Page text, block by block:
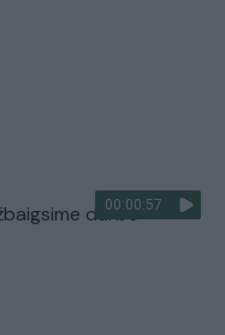
00:00:57
darbo